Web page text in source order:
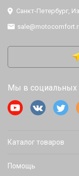
Санкт-Петербург,
Мы в социальных
Каталог товаров
Помощь